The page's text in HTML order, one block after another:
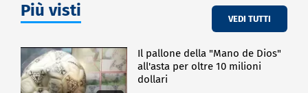
Più visti VEDI TUTTI
Il pallone della "Mano de Dios"
all'asta per oltre 10 milioni
dollari